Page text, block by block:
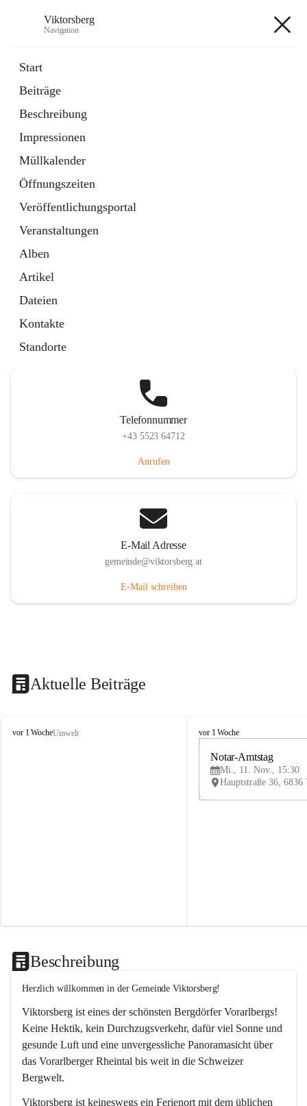
Viktorsberg
Navigation
Start
Beiträge
Beschreibung
Impressionen
Müllkalender
Öffnungszeiten
Veröffentlichungsportal
Veranstaltungen
Alben
Artikel
Dateien
Kontakte
Standorte
1 Schnellzugriff
Bürgerservice
10 Schnellzugriffe
Telefonnummer
+43 5523 64712
Anrufen
E-Mail Adresse
gemeinde@viktorsberg.at
E-Mail schreiben
Aktuelle Beiträge
V
vor 1 WocheUmwelt
V
vor 1 Woche
Notar-Amtstag
Mi., 11. Nov., 15:30
Beschreibung
Herzlich willkommen in der Gemeinde Viktorsberg!
Viktorsberg ist eines der schönsten Bergdörfer Vorarlbergs!
Keine Hektik, kein Durchzugsverkehr, dafür viel Sonne und
gesunde Luft und eine unvergessliche Panoramasicht über
das Vorarlberger Rheintal bis weit in die Schweizer
Bergwelt.
Viktorsberg ist keineswegs ein Ferienort mit dem üblichen